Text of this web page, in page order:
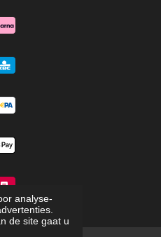
analyse-
de site gaat u